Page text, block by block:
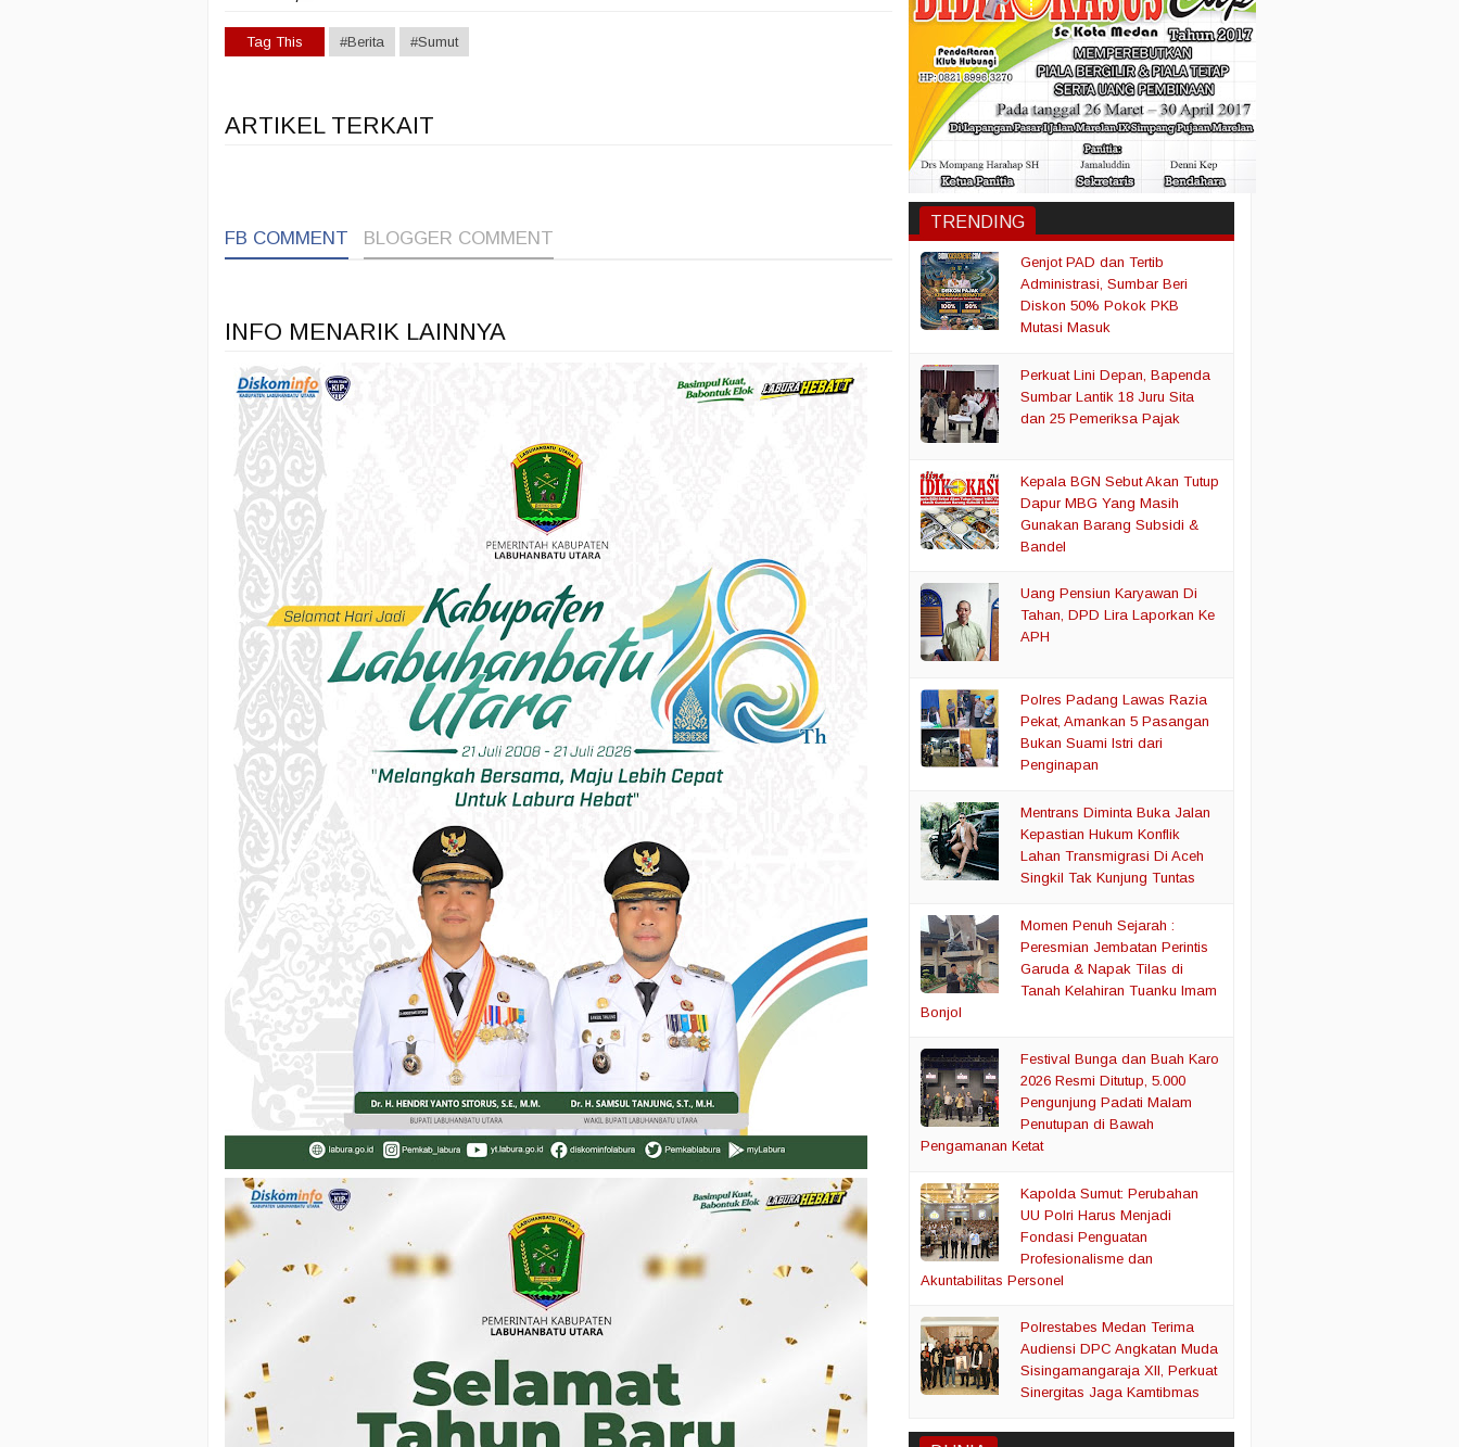
Tag This #Berita #Sumut
ARTIKEL TERKAIT
FB COMMENT BLOGGER COMMENT
INFO MENARIK LAINNYA
TRENDING
Genjot PAD dan Tertib
Administrasi, Sumbar Beri
Diskon 50% Pokok PKB
Mutasi Masuk
Perkuat Lini Depan, Bapenda
Sumbar Lantik 18 Juru Sita
dan 25 Pemeriksa Pajak
Kepala BGN Sebut Akan Tutup
Dapur MBG Yang Masih
Gunakan Barang Subsidi &
Bandel
Uang Pensiun Karyawan Di
Tahan, DPD Lira Laporkan Ke
APH
Polres Padang Lawas Razia
Pekat, Amankan 5 Pasangan
Bukan Suami Istri dari
Penginapan
Mentrans Diminta Buka Jalan
Kepastian Hukum Konflik
Lahan Transmigrasi Di Aceh
Singkil Tak Kunjung Tuntas
Momen Penuh Sejarah :
Peresmian Jembatan Perintis
Garuda & Napak Tilas di
Tanah Kelahiran Tuanku Imam
Bonjol
Festival Bunga dan Buah Karo
2026 Resmi Ditutup, 5.000
Pengunjung Padati Malam
Penutupan di Bawah
Pengamanan Ketat
Kapolda Sumut: Perubahan
UU Polri Harus Menjadi
Fondasi Penguatan
Profesionalisme dan
Akuntabilitas Personel
Polrestabes Medan Terima
Audiensi DPC Angkatan Muda
Sisingamangaraja XII, Perkuat
Sinergitas Jaga Kamtibmas